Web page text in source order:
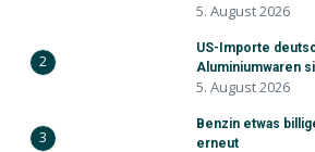
5. August 2026
2
US-Importe
Aluminiumwaren
5. August 2026
3
Benzin etwas
erneut